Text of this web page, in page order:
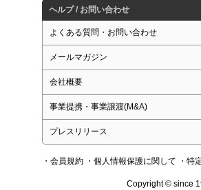
ヘルプ / お問い合わせ
よくある質問・お問い合わせ
メールマガジン
会社概要
事業提携・事業譲渡(M&A)
プレスリリース
・会員規約 ・個人情報保護に関して ・特
Copyright © since